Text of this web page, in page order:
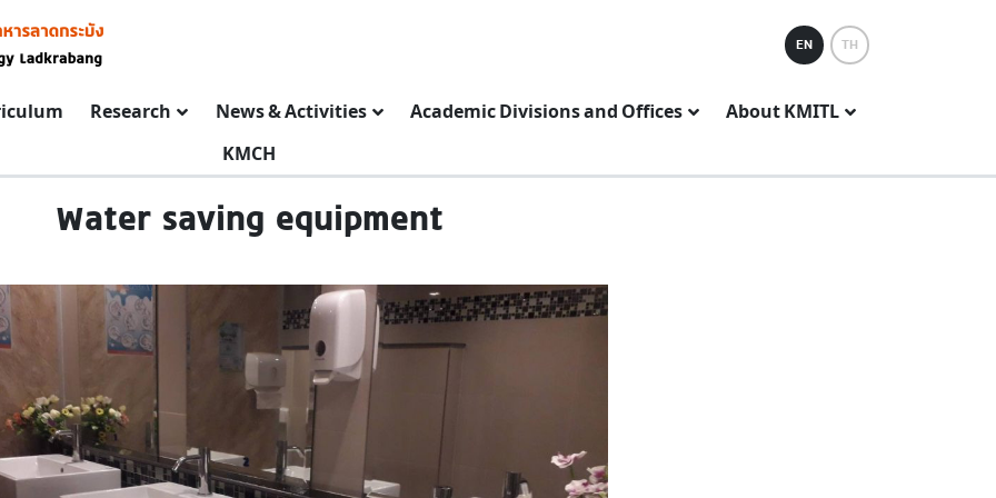
EN TH
Research News & Activities Academic Divisions and Offices
About KMITL
KMCH
Water saving equipment